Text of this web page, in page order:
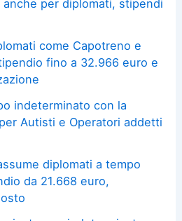
per diplomati, stipendi
come Capotreno e
fino a 32.966 euro e
indeterminato con la
Autisti e Operatori addetti
diplomati a tempo
da 21.668 euro,